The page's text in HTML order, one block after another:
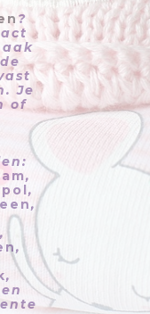
,
,
,
,
je
op,